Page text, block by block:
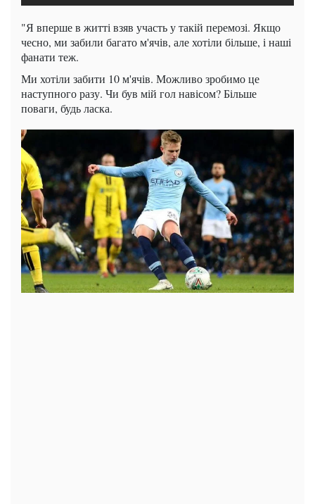
"Я вперше в житті взяв участь у такій перемозі. Якщо
чесно, ми забили багато м'ячів, але хотіли більше, і наші
фанати теж.
Ми хотіли забити 10 м'ячів. Можливо зробимо це
наступного разу. Чи був мій гол навісом? Більше
поваги, будь ласка.